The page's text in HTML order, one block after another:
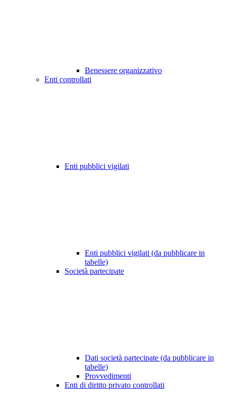
Benessere organizzativo
Enti controllati
Enti pubblici vigilati
Enti pubblici vigilati (da pubblicare in
tabelle)
Società partecipate
Dati società partecipate (da pubblicare in
tabelle)
Provvedimenti
Enti di diritto privato controllati